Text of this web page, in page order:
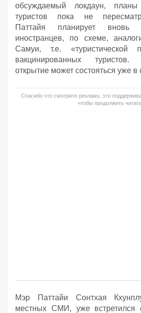
обсуждаемый локдаун,
туристов пока не
Паттайя планирует вновь
иностранцев, по схеме,
Самуи, т.е. «туристической
вакцинированных туристов.
открытие может состояться уже в
Спасибо что смотрите рекламу, это
чтобы продолжить читать
Мэр Паттайи Сонтхая
местных СМИ, уже встретился